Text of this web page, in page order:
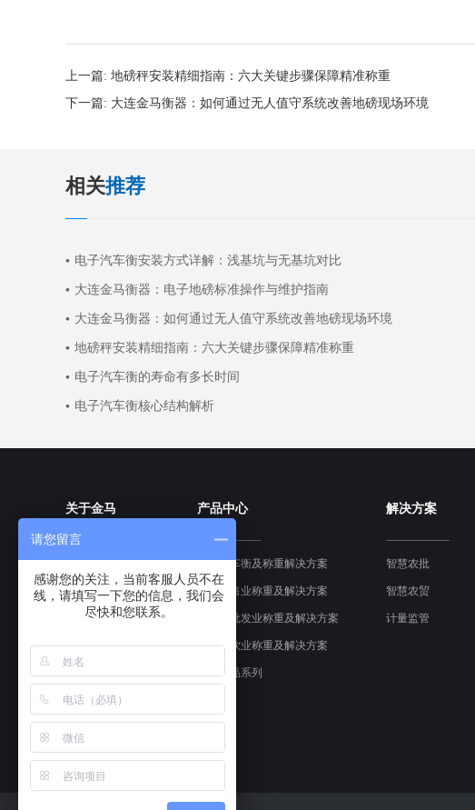
上一篇: 地磅秤安装精细指南：六大关键步骤保障精准称重
下一篇: 大连金马衡器：如何通过无人值守系统改善地磅现场环境
相关推荐
电子汽车衡安装方式详解：浅基坑与无基坑对比
大连金马衡器：电子地磅标准操作与维护指南
大连金马衡器：如何通过无人值守系统改善地磅现场环境
地磅秤安装精细指南：六大关键步骤保障精准称重
电子汽车衡的寿命有多长时间
电子汽车衡核心结构解析
关于金马
企业介绍
金马文化
发展历史
荣誉资质
CNAS校准实验室
金马动态
产品中心
工业汽车衡及称重解决方案
食品零售业称重及解决方案
农产品批发业称重及解决方案
食堂餐饮业称重及解决方案
其他产品系列
解决方案
智慧农批
智慧农贸
计量监管
请您留言
感谢您的关注，当前客服人员不在
线，请填写一下您的信息，我们会
尽快和您联系。